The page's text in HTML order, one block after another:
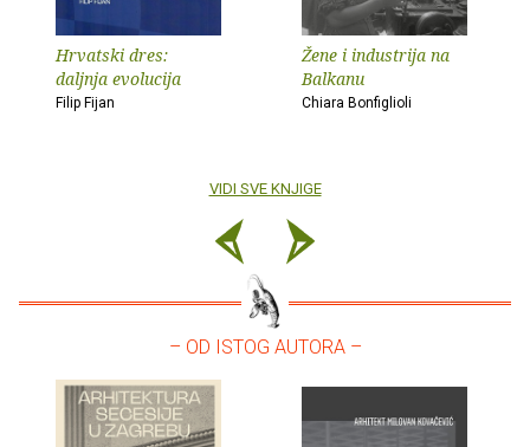
Hrvatski dres:
daljnja evolucija
Filip Fijan
Žene i industrija na
Balkanu
Chiara Bonfiglioli
VIDI SVE KNJIGE
– OD ISTOG AUTORA –